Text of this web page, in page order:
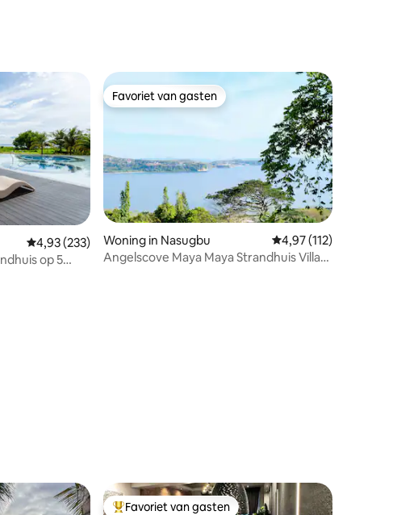
36 recensies
Gemiddelde beoordeling van 4,93 op 5, 233 recensies
4,93 (233)
op 5
Favoriet van gasten
Favoriet van gasten
Woning in Nasugbu Gemiddelde
4,97 (112)
Angelscove Maya Maya Strandhuis Villa
Favoriet van gasten